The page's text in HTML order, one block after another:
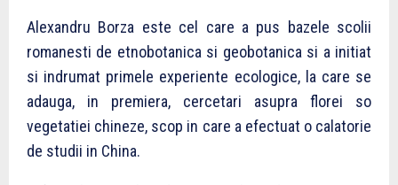
Alexandru Borza este cel care a pus bazele scolii
romanesti de etnobotanica si geobotanica si a initiat
si indrumat primele experiente ecologice, la care se
adauga, in premiera, cercetari asupra florei so
vegetatiei chineze, scop in care a efectuat o calatorie
de studii in China.